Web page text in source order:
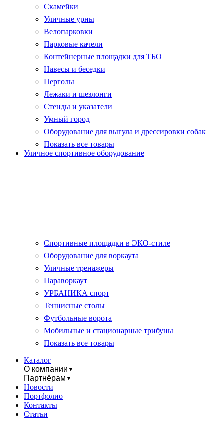
Скамейки
Уличные урны
Велопарковки
Парковые качели
Контейнерные площадки для ТБО
Навесы и беседки
Перголы
Лежаки и шезлонги
Стенды и указатели
Умный город
Оборудование для выгула и дрессировки собак
Показать все товары
Уличное спортивное оборудование
Спортивные площадки в ЭКО-стиле
Оборудование для воркаута
Уличные тренажеры
Параворкаут
УРБАНИКА спорт
Теннисные столы
Футбольные ворота
Мобильные и стационарные трибуны
Показать все товары
Каталог
О компании ▼
Партнёрам ▼
Новости
Портфолио
Контакты
Статьи